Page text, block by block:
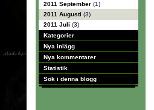
2011 September (1)
2011 Augusti (3)
2011 Juli (3)
Kategorier
Nya inlägg
Nya kommentarer
Statistik
Sök i denna blogg